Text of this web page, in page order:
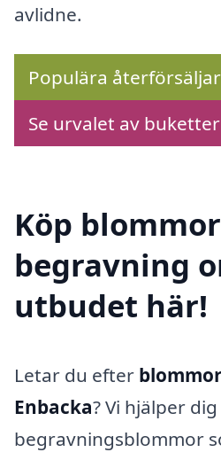
avlidne.
Populära
Se urvalet av buketter
Köp
begravning
utbudet här!
Letar du efter
Enbacka? Vi hjälper
begravningsblommor